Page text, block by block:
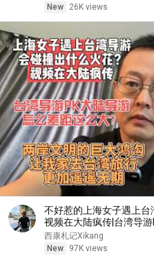
New
26K views
不好惹的上海女子遇上台
视频在大陆疯传|台湾导游
两岸文明的巨大鸿沟 让
西康札记Xikang
New
97K views